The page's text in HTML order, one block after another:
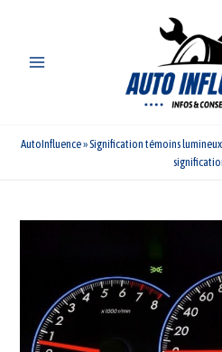
AutoInfluence»Signification témoins lumineux